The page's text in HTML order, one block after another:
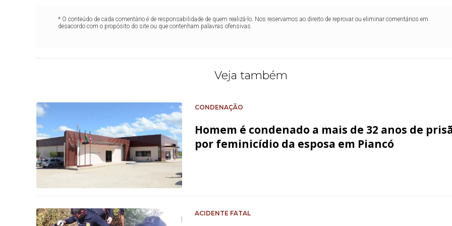
* O conteúdo de cada comentário é de responsabilidade de quem realizá-lo. Nos reservamos ao direito de reprovar ou eliminar comentários em
desacordo com o propósito do site ou que contenham palavras ofensivas.
Veja também
CONDENAÇÃO
Homem é condenado a mais de 32 anos de
por feminicídio da esposa em Piancó
ACIDENTE FATAL